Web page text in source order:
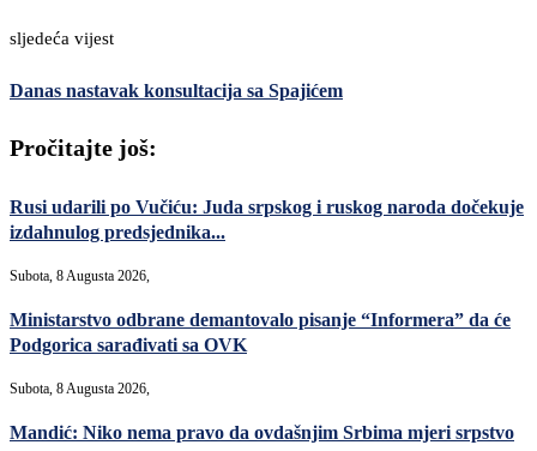
sljedeća vijest
Danas nastavak konsultacija sa Spajićem
Pročitajte još:
Rusi udarili po Vučiću: Juda srpskog i ruskog naroda dočekuje
izdahnulog predsjednika...
Subota, 8 Augusta 2026,
Ministarstvo odbrane demantovalo pisanje “Informera” da će
Podgorica sarađivati sa OVK
Subota, 8 Augusta 2026,
Mandić: Niko nema pravo da ovdašnjim Srbima mjeri srpstvo